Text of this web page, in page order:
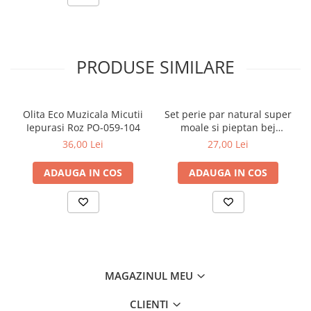
La masa
Articole hranire bebelusi
Biberoane, tetine, accesorii
Cani, pahare si accesorii bebe
Incalzitoare si termosuri bebe
Suzete si accesorii
Perne, pilote si pozitionatoare
PRODUSE SIMILARE
Olita Eco Muzicala Micutii
Iepurasi Roz PO-059-104
36,00 Lei
ADAUGA IN COS
Set perie par natural super
moale si pieptan bej
Babyono 568/03
27,00 Lei
ADAUGA IN COS
MAGAZINUL MEU
CLIENTI